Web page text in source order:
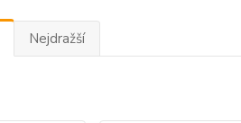
Nejdražší